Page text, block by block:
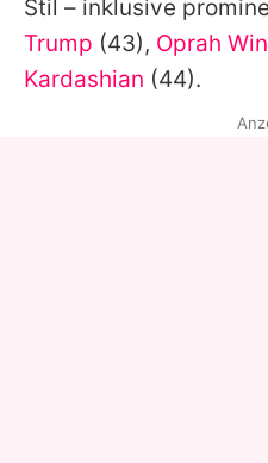
Stil – inklusive
Trump (43), Oprah
Kardashian (44).